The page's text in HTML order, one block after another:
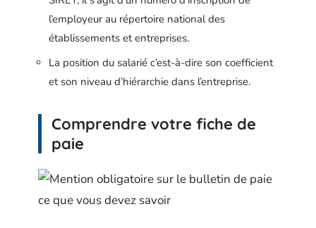
l’employeur au répertoire national des
établissements et entreprises.
La position du salarié c’est-à-dire son coefficient
et son niveau d’hiérarchie dans l’entreprise.
Comprendre votre fiche de
paie